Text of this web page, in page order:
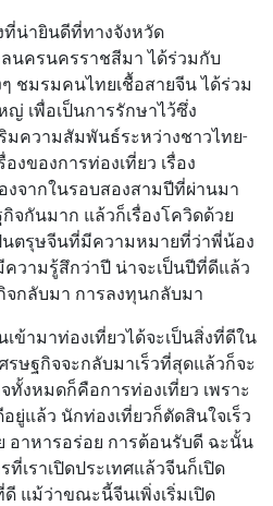
ที่น่ายินดีที่ทางจังหวัด
นครนครราชสีมา ได้ร่วมกับ
ชมรมคนไทยเชื้อสายจีน ได้ร่วม
เพื่อเป็นการรักษาไว้ซึ่ง
มความสัมพันธ์ระหว่างชาวไทย-
งของการท่องเที่ยว เรื่อง
งจากในรอบสองสามปีที่ผ่านมา
จกันมาก แล้วก็เรื่องโควิดด้วย
ตรุษจีนที่มีความหมายที่ว่าพี่น้อง
วามรู้สึกว่าปี น่าจะเป็นปีที่ดีแล้ว
จกลับมา การลงทุนกลับมา
ข้ามาท่องเที่ยวได้จะเป็นสิ่งที่ดีใน
รษฐกิจจะกลับมาเร็วที่สุดแล้วก็จะ
งหมดก็คือการท่องเที่ยว เพราะ
ยู่แล้ว นักท่องเที่ยวก็ตัดสินใจเร็ว
อาหารอร่อย การต้อนรับดี ฉะนั้น
เราเปิดประเทศแล้วจีนก็เปิด
แม้ว่าขณะนี้จีนเพิ่งเริ่มเปิด